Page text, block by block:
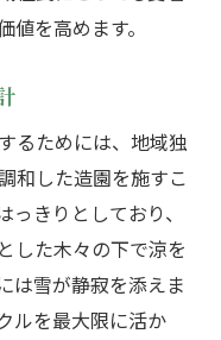
を高めます。
るためには、地域独
和した造園を施すこ
きりとしており、
した木々の下で涼を
は雪が静寂を添えま
ルを最大限に活か